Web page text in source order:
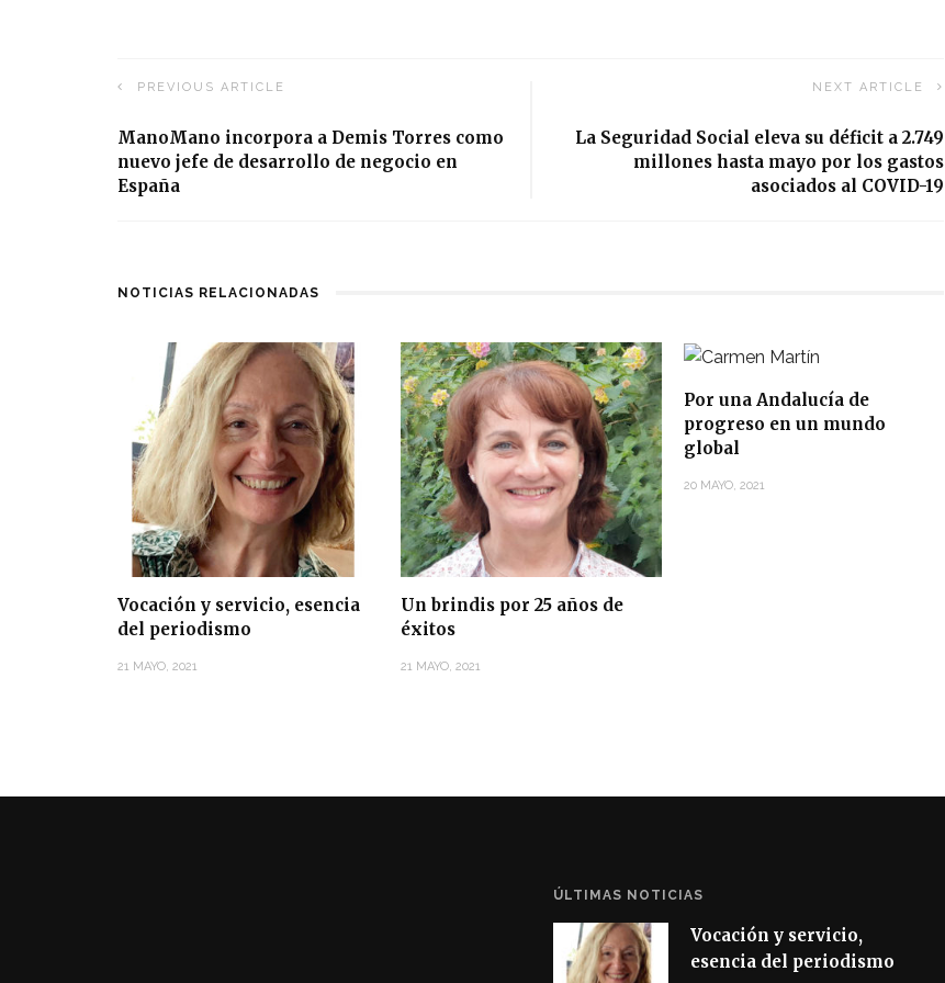
PREVIOUS ARTICLE
ManoMano incorpora a Demis Torres como
nuevo jefe de desarrollo de negocio en
España
NEXT ARTICLE
La Seguridad Social eleva su déficit a 2.749
millones hasta mayo por los gastos
asociados al COVID-19
NOTICIAS RELACIONADAS
Vocación y servicio, esencia
del periodismo
21 MAYO, 2021
Un brindis por 25 años de
éxitos
21 MAYO, 2021
Por una Andalucía de
progreso en un mundo
global
20 MAYO, 2021
ÚLTIMAS NOTICIAS
Vocación y servicio,
esencia del periodismo